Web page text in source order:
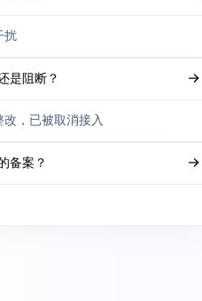
扰
是阻断？
，已被取消接入
备案？